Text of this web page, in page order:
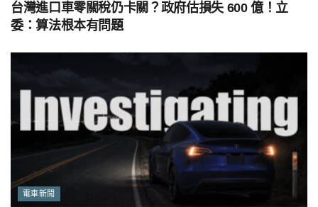
台灣進口車零關稅仍卡關？政府估損失 600 億！立
委：算法根本有問題
電車新聞